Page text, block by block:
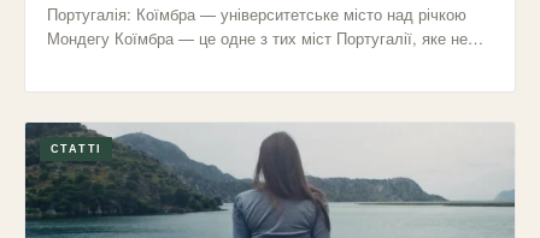
Португалія: Коїмбра — університетське місто над річкою
Мондегу Коїмбра — це одне з тих міст Португалії, яке не…
СТАТТІ